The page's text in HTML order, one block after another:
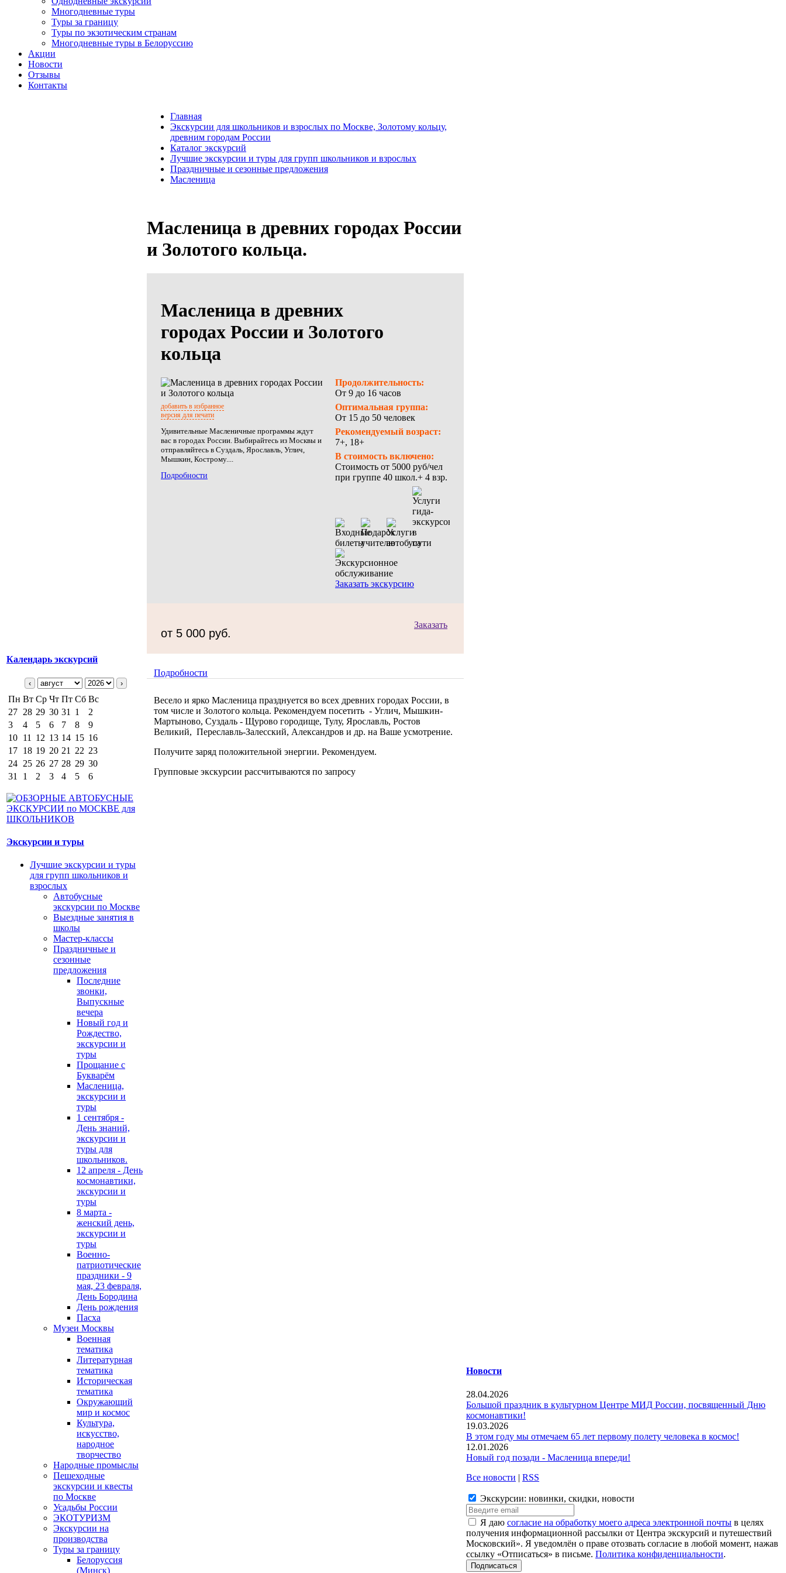
Многодневные туры
Туры за границу
Туры по экзотическим странам
Многодневные туры в Белоруссию
Акции
Новости
Отзывы
Контакты
Календарь экскурсий
‹ ›
Пн Вт Ср Чт Пт Сб Вс
27 28 29 30 31 1
2
3
4 5 6 7 8
9
10 11 12 13 14 15 16
17 18 19 20 21 22 23
24 25 26 27 28 29 30
31
1 2 3 4 5 6
Экскурсии и туры
Лучшие экскурсии и туры
для групп школьников и
взрослых
Автобусные
экскурсии по Москве
Выездные занятия в
школы
Мастер-классы
Праздничные и
сезонные
предложения
Последние
звонки,
Выпускные
вечера
Новый год и
Рождество,
экскурсии и
туры
Прощание с
Букварём
Масленица,
экскурсии и
туры
1 сентября -
День знаний,
экскурсии и
туры для
школьников.
12 апреля - День
космонавтики,
экскурсии и
туры
8 марта -
женский день,
экскурсии и
туры
Военно-
патриотические
праздники - 9
мая, 23 февраля,
День Бородина
День рождения
Пасха
Музеи Москвы
Военная
тематика
Литературная
тематика
Историческая
тематика
Окружающий
мир и космос
Культура,
искусство,
народное
творчество
Народные промыслы
Пешеходные
экскурсии и квесты
по Москве
Усадьбы России
ЭКОТУРИЗМ
Экскурсии на
производства
Туры за границу
Белоруссия
(Минск)
Главная
Экскурсии для школьников и взрослых по Москве, Золотому кольцу,
древним городам России
Каталог экскурсий
Лучшие экскурсии и туры для групп школьников и взрослых
Праздничные и сезонные предложения
Масленица
Масленица в древних городах России
и Золотого кольца.
Масленица в древних
городах России и Золотого
кольца
добавить в избранное
версия для печати
Удивительные Масленичные программы ждут
вас в городах России. Выбирайтесь из Москвы и
отправляйтесь в Суздаль, Ярославль, Углич,
Мышкин, Кострому....
Подробности
Продолжительность:
От 9 до 16 часов
Оптимальная группа:
От 15 до 50 человек
Рекомендуемый возраст:
7+, 18+
В стоимость включено:
Стоимость от 5000 руб/чел
при группе 40 школ.+ 4 взр.
Заказать экскурсию
от 5 000 руб.
Заказать
Подробности
Весело и ярко Масленица празднуется во всех древних городах России, в
том числе и Золотого кольца. Рекомендуем посетить - Углич, Мышкин-
Мартыново, Суздаль - Щурово городище, Тулу, Ярославль, Ростов
Великий, Переславль-Залесский, Александров и др. на Ваше усмотрение.
Получите заряд положительной энергии. Рекомендуем.
Групповые экскурсии рассчитываются по запросу
Новости
28.04.2026
Большой праздник в культурном Центре МИД России, посвященный Дню
космонавтики!
19.03.2026
В этом году мы отмечаем 65 лет первому полету человека в космос!
12.01.2026
Новый год позади - Масленица впереди!
Все новости | RSS
Экскурсии: новинки, скидки, новости
Я даю согласие на обработку моего адреса электронной почты в целях
получения информационной рассылки от Центра экскурсий и путешествий
Московский». Я уведомлён о праве отозвать согласие в любой момент, нажав
ссылку «Отписаться» в письме. Политика конфиденциальности.